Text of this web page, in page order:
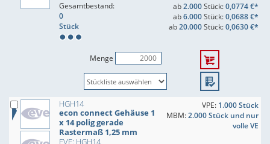
Gesamtbestand:
0
Stück
ab2.000Stück:0,0774 €*
ab6.000Stück:0,0688 €*
ab20.000Stück:0,0630 €*
Menge
HGH14
econ connect Gehäuse 1
x 14 polig gerade
Rastermaß 1,25 mm
EVE: HGH14
VPE: 1.000 Stück
MBM:2.000 Stück und nur
volle VE